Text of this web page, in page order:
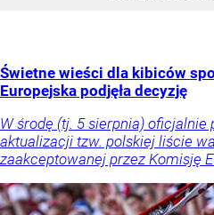
Świetne wieści dla kibiców
Europejska podjęła decyzję
W środę (tj. 5 sierpnia)
aktualizacji tzw. polskiej liście
zaakceptowanej przez Komisję